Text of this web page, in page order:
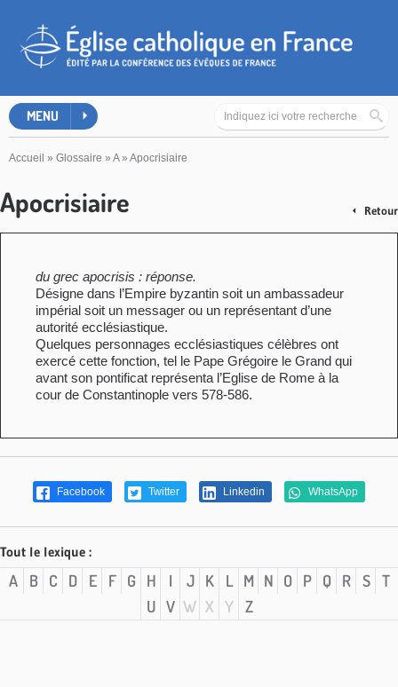
MENU
Accueil » Glossaire » A» Apocrisiaire
Apocrisiaire Retour
du grec apocrisis : réponse.
Désigne dans l’Empire byzantin soit un ambassadeur
impérial soit un messager ou un représentant d’une
autorité ecclésiastique.
Quelques personnages ecclésiastiques célèbres ont
exercé cette fonction, tel le Pape Grégoire le Grand qui
avant son pontificat représenta l’Eglise de Rome à la
cour de Constantinople vers 578-586.
Facebook Twitter Linkedin WhatsApp
Tout le lexique :
A B C D E F G H I J K L M N O P Q R S
T
U V W X Y Z